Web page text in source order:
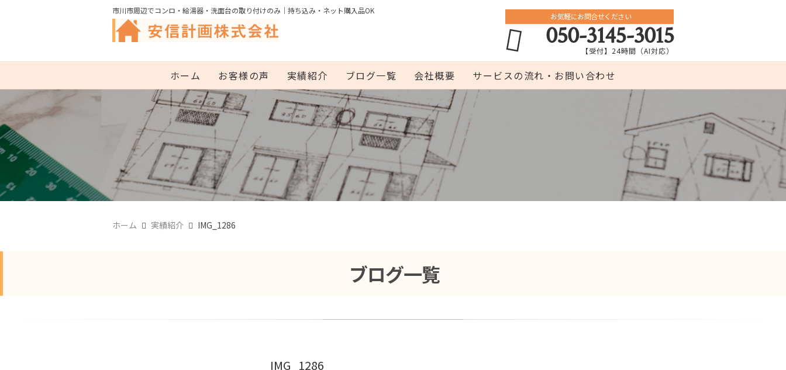
市川市周辺でコンロ・給湯器・洗面台の取り付けのみ｜持ち込み・ネット購入品OK
お気軽にお問合せください
050-3145-3015
【受付】24時間（AI対応）
ホーム お客様の声 実績紹介 ブログ一覧 会社概要 サービスの流れ・お問い合わせ
ホーム 実績紹介 IMG_1286
ブログ一覧
IMG_1286